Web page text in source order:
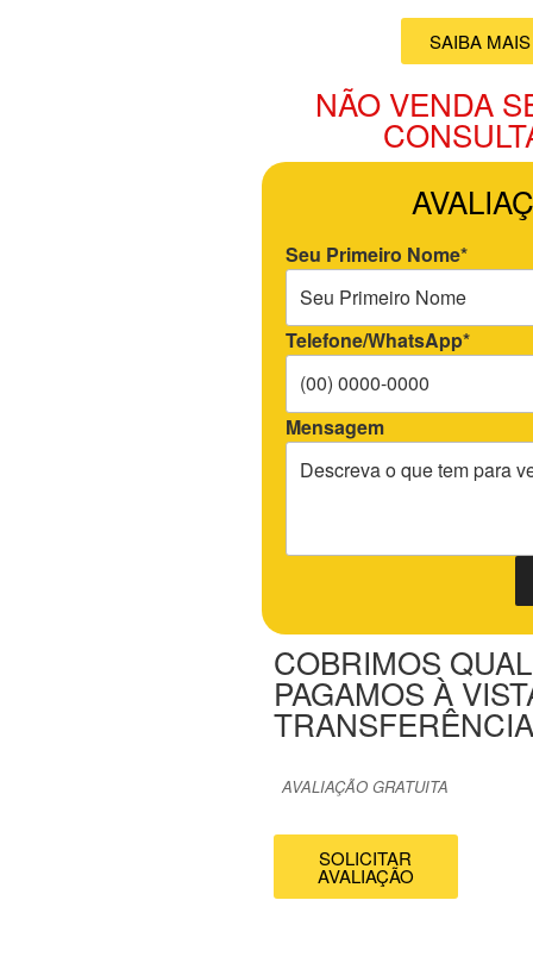
SAIBA MAIS
NÃO VENDA
Seu Primeiro Nome*
Telefone/WhatsApp*
Mensagem
COBRIMOS
PAGAMOS À
AVALIAÇÃO GRATUITA
SOLICITAR
AVALIAÇÃO